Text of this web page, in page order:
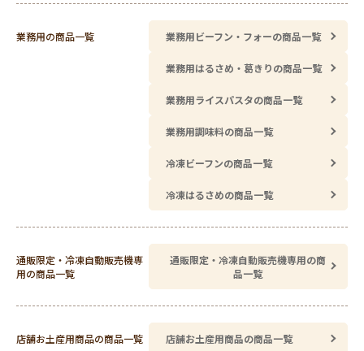
業務用の商品一覧 業務用ビーフン・フォーの商品一覧
業務用はるさめ・葛きりの商品一覧
業務用ライスパスタの商品一覧
業務用調味料の商品一覧
冷凍ビーフンの商品一覧
冷凍はるさめの商品一覧
通販限定・冷凍自動販売機専
用の商品一覧
通販限定・冷凍自動販売機専用の商
品一覧
店舗お土産用商品の商品一覧 店舗お土産用商品の商品一覧